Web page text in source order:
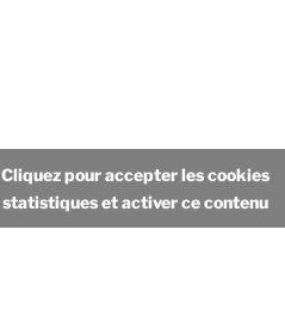
Cliquez pour accepter les cookies
statistiques et activer ce contenu